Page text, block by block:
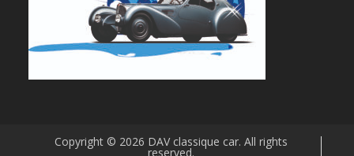
Copyright © 2026 DAV classique car. All rights
reserved.